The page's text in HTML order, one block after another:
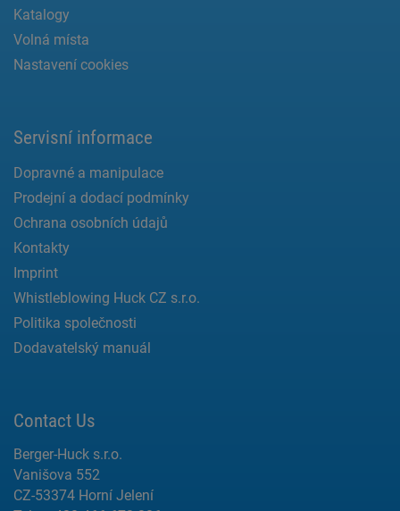
Katalogy
Volná místa
Nastavení cookies
Servisní informace
Dopravné a manipulace
Prodejní a dodací podmínky
Ochrana osobních údajů
Kontakty
Imprint
Whistleblowing Huck CZ s.r.o.
Politika společnosti
Dodavatelský manuál
Contact Us
Berger-Huck s.r.o.
Vanišova 552
CZ-53374 Horní Jelení